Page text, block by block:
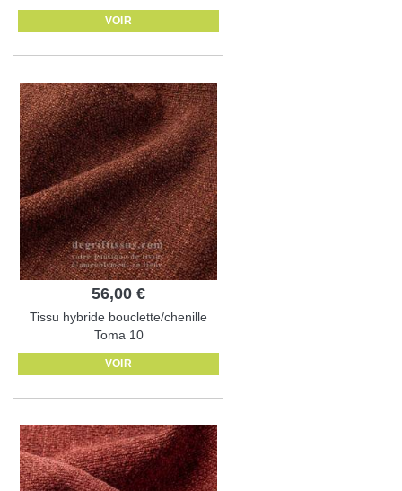
VOIR
56,00 €
Tissu hybride bouclette/chenille
Toma 10
VOIR